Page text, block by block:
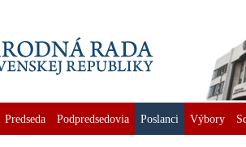
Predseda Podpredsedovia Poslanci Výbory